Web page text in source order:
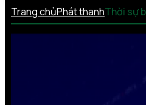
Trang chủPhát thanhThời sự